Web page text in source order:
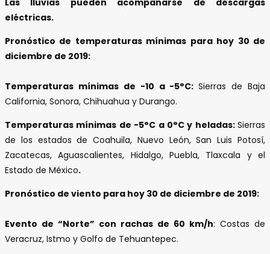
eléctricas.
Pronóstico de temperaturas mínimas para hoy 30 de
diciembre de 2019:
Temperaturas mínimas de -10 a -5°C:Sierras de Baja
California, Sonora, Chihuahua y Durango.
Temperaturas mínimas de -5°C a 0°C y heladas: Sierras
de los estados de Coahuila, Nuevo León, San Luis Potosí,
Zacatecas, Aguascalientes, Hidalgo, Puebla, Tlaxcala y el
Estado de México.
Pronóstico de viento para hoy 30 de diciembre de 2019:
Evento de “Norte” con rachas de 60 km/h: Costas de
Veracruz, Istmo y Golfo de Tehuantepec.